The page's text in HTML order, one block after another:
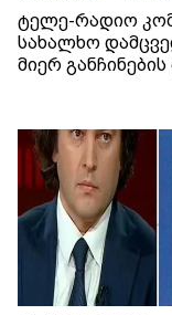
ტელე-რადიო
სახალხო
მიერ